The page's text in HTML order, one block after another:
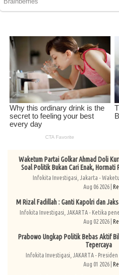
Waketum Partai Golkar Ahmad Doli
Soal Politik Bukan Cari Enak, Hormati
Infokita Investigasi, Jakarta -
Aug 06 2026 |
M Rizal Fadillah : Ganti Kapolri dan
Infokita Investigasi, JAKARTA - Ketika
Aug 02 2026 |
Prabowo Ungkap Politik Bebas Aktif
Tepercaya
Infokita Investigasi, JAKARTA -
Aug 01 2026 |